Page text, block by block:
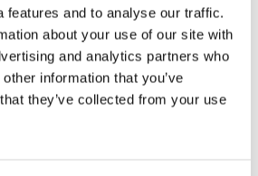
features and to analyse our traffic.
about your use of our site with
and analytics partners who
information that you’ve
they’ve collected from your use
în plan de acțiune
de plecare pentru stabilirea unor pași concreți:
unor tipuri de probleme sau ajustarea ritmului
primite se transformă în direcții clare de
Upper School să descoperi cursurile!